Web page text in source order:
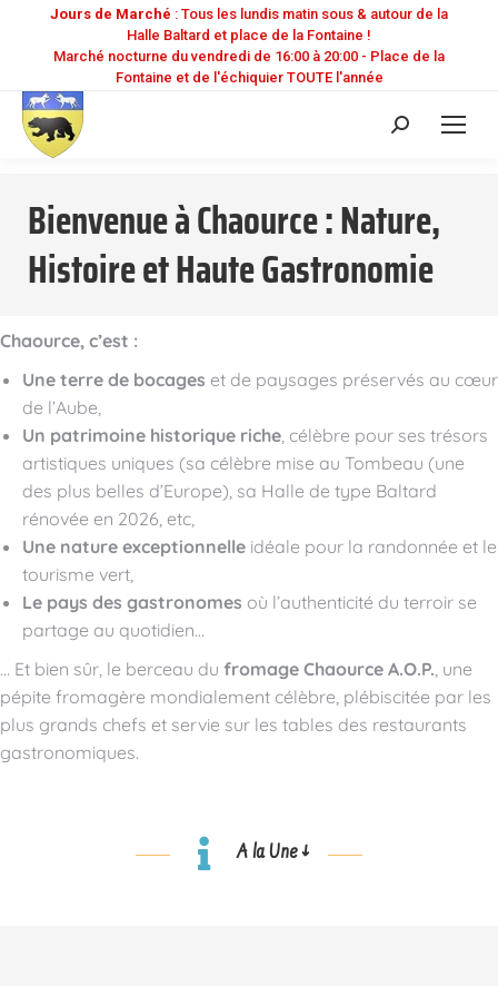
Jours de Marché : Tous les lundis matin sous & autour de la
Halle Baltard et place de la Fontaine !
Marché nocturne du vendredi de 16:00 à 20:00 - Place de la
Fontaine et de l'échiquier TOUTE l'année
Recherche
Bienvenue à Chaource : Nature,
Histoire et Haute Gastronomie
Chaource, c’est :
Une terre de bocages et de paysages préservés au cœur
de l’Aube,
Un patrimoine historique riche, célèbre pour ses trésors
artistiques uniques (sa célèbre mise au Tombeau (une
des plus belles d’Europe), sa Halle de type Baltard
rénovée en 2026, etc,
Une nature exceptionnelle idéale pour la randonnée et le
tourisme vert,
Le pays des gastronomes où l’authenticité du terroir se
partage au quotidien…
… Et bien sûr, le berceau du fromage Chaource A.O.P., une
pépite fromagère mondialement célèbre, plébiscitée par les
plus grands chefs et servie sur les tables des restaurants
gastronomiques.
A la Une ↓